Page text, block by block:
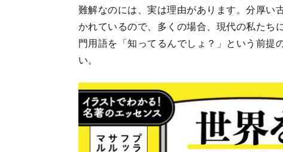
難解なのには、実は理由があります。分厚い
かれているので、多くの場合、現代の私たち
門用語を「知ってるんでしょ？」という前提
い。